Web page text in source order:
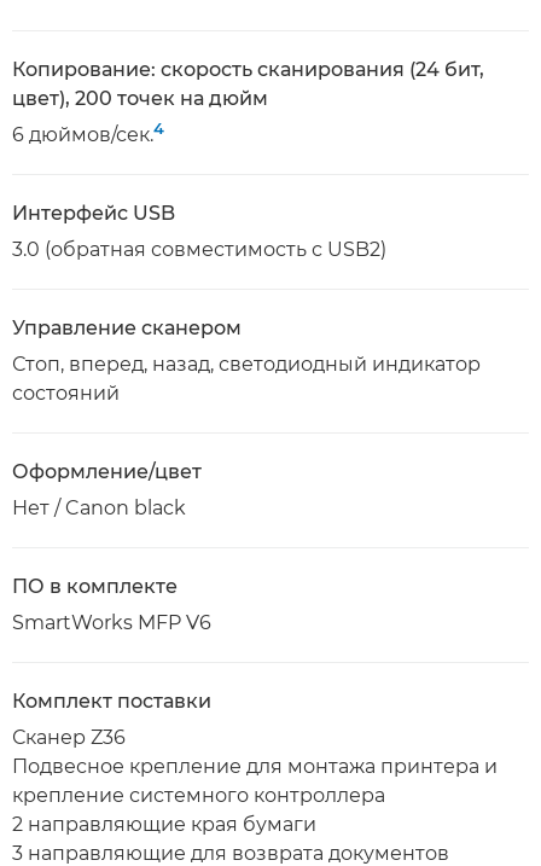
Копирование: скорость сканирования (24 бит,
цвет), 200 точек на дюйм
6 дюймов/сек.4
Интерфейс USB
3.0 (обратная совместимость с USB2)
Управление сканером
Стоп, вперед, назад, светодиодный индикатор
состояний
Оформление/цвет
Нет / Canon black
ПО в комплекте
SmartWorks MFP V6
Комплект поставки
Сканер Z36
Подвесное крепление для монтажа принтера и
крепление системного контроллера
2 направляющие края бумаги
3 направляющие для возврата документов